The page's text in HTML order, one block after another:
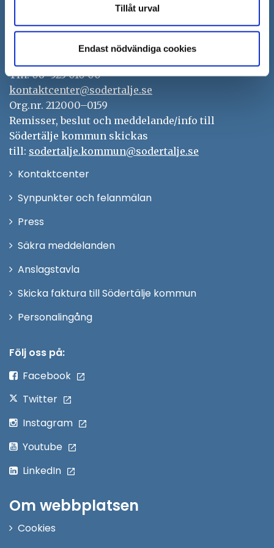
Tillåt urval
Endast nödvändiga cookies
Södertälje kommun
151 89 Södertälje
Tfn: 08–523 010 00
kontaktcenter@sodertalje.se
Org.nr. 212000–0159
Remisser, beslut och meddelande/info till
Södertälje kommun skickas
till: sodertalje.kommun@sodertalje.se
KontaktcenterÖppna
Synpunkter och felanmälan
Press
fönster
Säkra meddelanden
Anslagstavla
Skicka faktura till Södertälje kommun
PersonalingångÖppna
Följ oss på:
Facebook
Twitter
Instagram
Youtube
LinkedIn
Om webbplatsen
Cookies